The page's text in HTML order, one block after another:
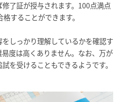
了証が授与されます。100点満点
することができます。
しっかり理解しているかを確認す
度は高くありません。なお、万が
を受けることもできるようです。